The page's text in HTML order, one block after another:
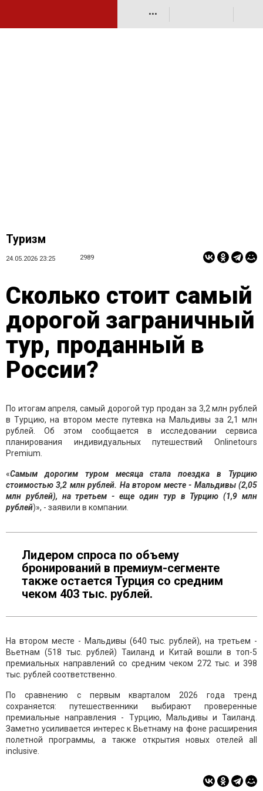
•••
Туризм
24.05.2026 23:25 2989
Сколько стоит самый
дорогой заграничный
тур, проданный в
России?
По итогам апреля, самый дорогой тур продан за 3,2 млн рублей
в Турцию, на втором месте путевка на Мальдивы за 2,1 млн
рублей. Об этом сообщается в исследовании сервиса
планирования индивидуальных путешествий Onlinetours
Premium.
«Самым дорогим туром месяца стала поездка в Турцию
стоимостью 3,2 млн рублей. На втором месте - Мальдивы (2,05
млн рублей), на третьем - еще один тур в Турцию (1,9 млн
рублей)», - заявили в компании.
Лидером спроса по объему
бронирований в премиум-сегменте
также остается Турция со средним
чеком 403 тыс. рублей.
На втором месте - Мальдивы (640 тыс. рублей), на третьем -
Вьетнам (518 тыс. рублей) Таиланд и Китай вошли в топ-5
премиальных направлений со средним чеком 272 тыс. и 398
тыс. рублей соответственно.
По сравнению с первым кварталом 2026 года тренд
сохраняется: путешественники выбирают проверенные
премиальные направления - Турцию, Мальдивы и Таиланд.
Заметно усиливается интерес к Вьетнаму на фоне расширения
полетной программы, а также открытия новых отелей all
inclusive.